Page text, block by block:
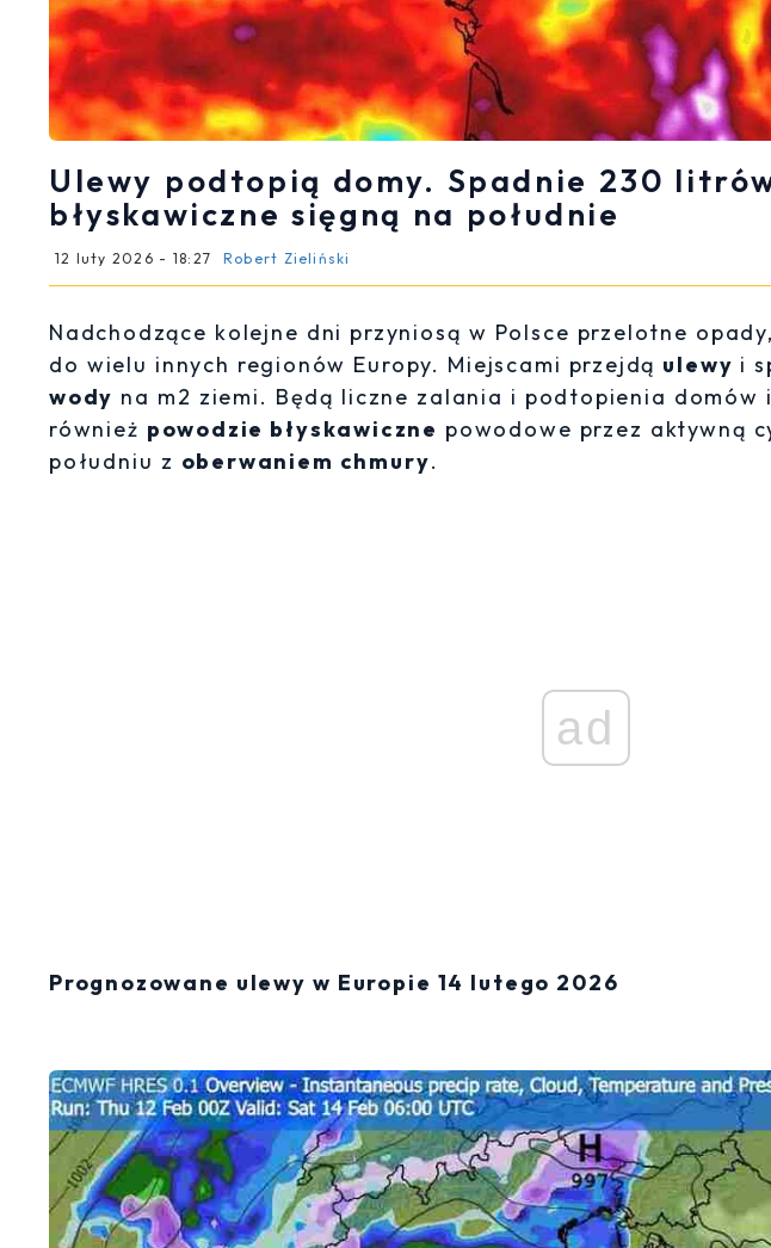
Ulewy podtopią domy. Spadnie 230
błyskawiczne sięgną na południe
12 luty 2026 - 18:27 Robert Zieliński
Nadchodzące kolejne dni przyniosą w Polsce przelotne
do wielu innych regionów Europy. Miejscami przejdą ulewy i
wody na m2 ziemi. Będą liczne zalania i podtopienia
również powodzie błyskawiczne powodowe przez aktywną
południu z oberwaniem chmury.
ad
Prognozowane ulewy w Europie 14 lutego 2026